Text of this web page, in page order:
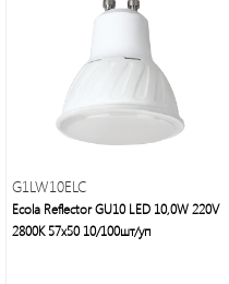
Светодиодная
лента/
неон
аксессуары
Светильники
Downlight
G1LW10ELC
Ecola Reflector GU10 LED 10,0W 220V
2800K 57x50 10/100шт/уп